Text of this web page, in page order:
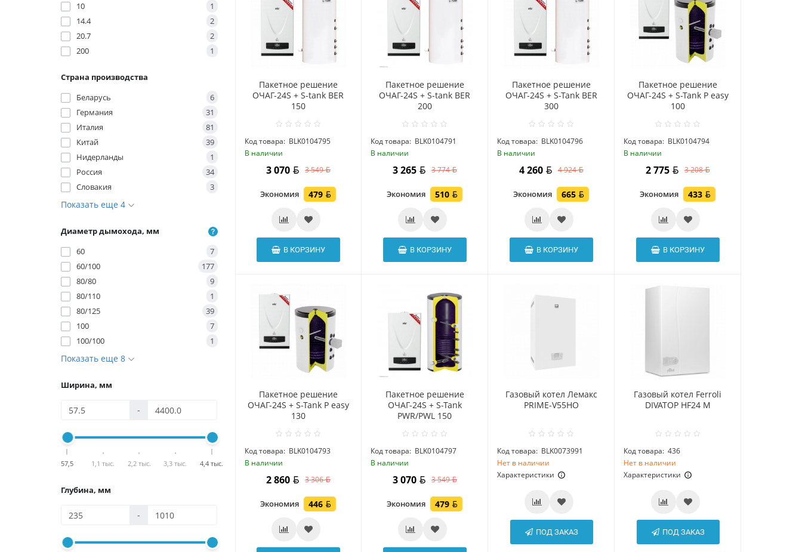
10
1
14.4
2
20.7
2
200
1
Страна производства
Беларусь
6
Германия
31
Италия
81
Китай
39
Нидерланды
1
Россия
34
Словакия
3
Показать еще 4
Диаметр дымохода, мм
60
7
60/100
177
80/80
9
80/110
1
80/125
39
100
7
100/100
1
Показать еще 8
Ширина, мм
-
57,5 1,1 тыс. 2,2 тыс. 3,3 тыс. 4,4 тыс.
Глубина, мм
-
Пакетное решение
ОЧАГ-24S + S-tank BER
150
Код товара: BLK0104795
В наличии
3 070 3 549
Экономия 479
В КОРЗИНУ
Пакетное решение
ОЧАГ-24S + S-tank BER
200
Код товара: BLK0104791
В наличии
3 265 3 774
Экономия 510
В КОРЗИНУ
Пакетное решение
ОЧАГ-24S + S-Tank BER
300
Код товара: BLK0104796
В наличии
4 260 4 924
Экономия 665
В КОРЗИНУ
Пакетное решение
ОЧАГ-24S + S-Tank P easy
100
Код товара: BLK0104794
В наличии
2 775 3 208
Экономия 433
В КОРЗИНУ
Пакетное решение
ОЧАГ-24S + S-Tank P easy
130
Код товара: BLK0104793
В наличии
2 860 3 306
Экономия 446
Пакетное решение
ОЧАГ-24S + S-Tank
PWR/PWL 150
Код товара: BLK0104797
В наличии
3 070 3 549
Экономия 479
Газовый котел Лемакс
PRIME-V55НО
Код товара: BLK0073991
Нет в наличии
Характеристики
ПОД ЗАКАЗ
Газовый котел Ferroli
DIVATOP HF24 M
Код товара: 436
Нет в наличии
Характеристики
ПОД ЗАКАЗ